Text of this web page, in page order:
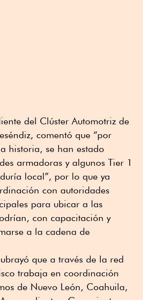
del Clúster Automotriz de
comentó que “por
historia, se han estado
armadoras y algunos Tier 1
local”, por lo que ya
con autoridades
para ubicar a las
con capacitación y
a la cadena de
que a través de la red
trabaja en coordinación
de Nuevo León, Coahuila,